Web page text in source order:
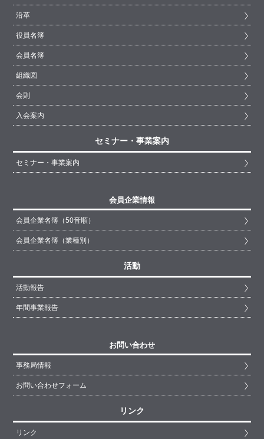
沿革
役員名簿
会員名簿
組織図
会則
入会案内
セミナー・事業案内
セミナー・事業案内
会員企業情報
会員企業名簿（50音順）
会員企業名簿（業種別）
活動
活動報告
年間事業報告
お問い合わせ
事務局情報
お問い合わせフォーム
リンク
リンク